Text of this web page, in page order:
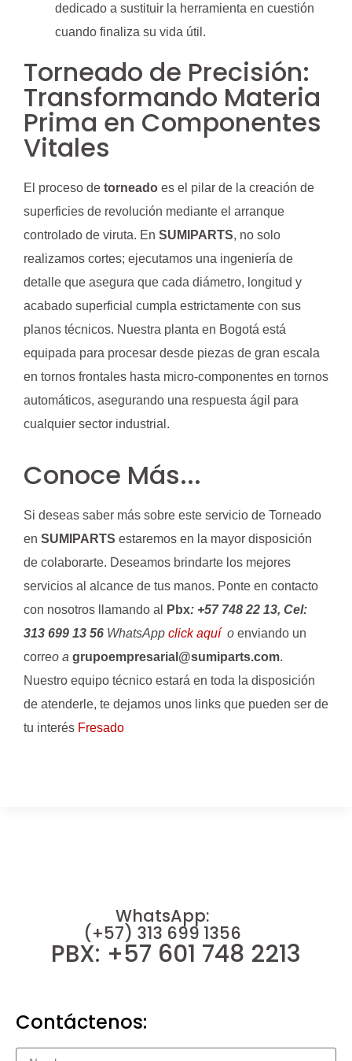
dedicado a sustituir la herramienta en cuestión
cuando finaliza su vida útil.
Torneado de Precisión:
Transformando Materia
Prima en Componentes
Vitales
El proceso de torneado es el pilar de la creación de
superficies de revolución mediante el arranque
controlado de viruta. En SUMIPARTS, no solo
realizamos cortes; ejecutamos una ingeniería de
detalle que asegura que cada diámetro, longitud y
acabado superficial cumpla estrictamente con sus
planos técnicos. Nuestra planta en Bogotá está
equipada para procesar desde piezas de gran escala
en tornos frontales hasta micro-componentes en tornos
automáticos, asegurando una respuesta ágil para
cualquier sector industrial.
Conoce Más...
Si deseas saber más sobre este servicio de Torneado
en SUMIPARTS estaremos en la mayor disposición
de colaborarte. Deseamos brindarte los mejores
servicios al alcance de tus manos. Ponte en contacto
con nosotros llamando al
Pbx: +57 748 22 13, Cel:
313 699 13 56 WhatsApp click aquí o enviando un
correo a grupoempresarial@sumiparts.com.
Nuestro equipo técnico estará en toda la disposición
de atenderle, te dejamos unos links que pueden ser de
tu interés Fresado
WhatsApp:
(+57) 313 699 1356
PBX: +57 601 748 2213
Contáctenos: